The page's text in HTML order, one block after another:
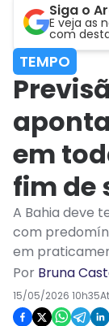
Siga o
E veja as
com
TEMPO
em
fim de
A Bahia deve
com
em
Por Bruna
15/05/2026 10h35